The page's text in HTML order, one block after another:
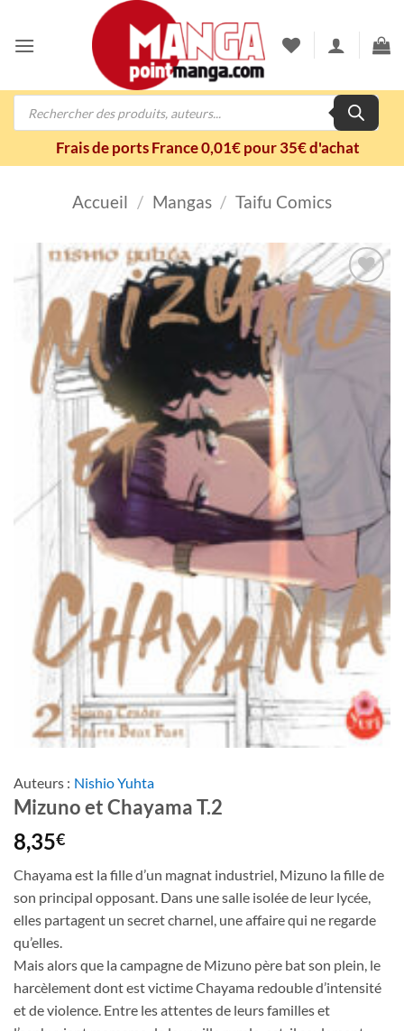
contenu
Recherche
Frais de ports France 0,01€ pour 35€ d'achat
Accueil / Mangas / Taifu Comics
Ajouter
wishlist
Auteurs : Nishio Yuhta
Mizuno et Chayama T.2
8,35€
Chayama est la fille d’un magnat industriel, Mizuno la fille de
son principal opposant. Dans une salle isolée de leur lycée,
elles partagent un secret charnel, une affaire qui ne regarde
qu’elles.
Mais alors que la campagne de Mizuno père bat son plein, le
harcèlement dont est victime Chayama redouble d’intensité
et de violence. Entre les attentes de leurs familles et